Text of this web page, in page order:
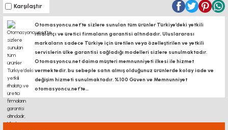
Karşılaştır
Otomasyoncu.net’te sizlere sunulan tüm ürünler Türkiye’deki yetkili
ithalatçı ve üretici firmaların garantisi altındadır, Uluslararası
markaların sadece Türkiye için üretilen veya özelleştirilen ve yetkili
servislerin ülke garantisi sağladığı modelleri sizlere sunulmaktadır.
Otomasyoncu.net daima müşteri memnunniyeti ilkesi ile hizmet
vermektedir. bu sebeple satın almış olduğunuz ürünlerde kolay iade ve
değişim hizmeti sunulmaktadır. %100 Güven ve Memnunniyet
otomasyoncu.net’te...